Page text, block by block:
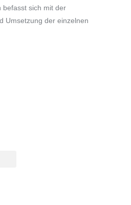
befasst sich mit der
Umsetzung der einzelnen